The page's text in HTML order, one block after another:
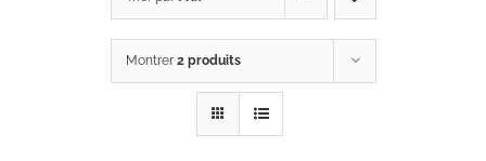
Montrer 2 produits